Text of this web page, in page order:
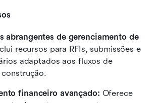
abrangentes de gerenciamento de
recursos para RFIs, submissões e
adaptados aos fluxos de
financeiro avançado: Oferece